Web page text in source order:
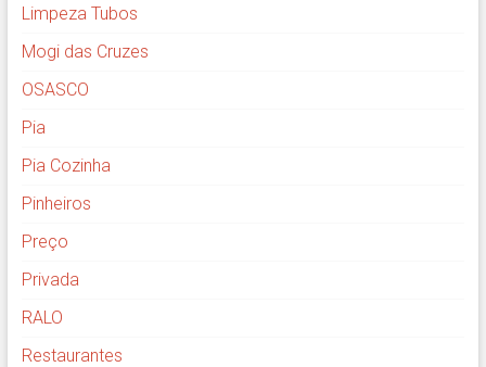
Limpeza Tubos
Mogi das Cruzes
OSASCO
Pia
Pia Cozinha
Pinheiros
Preço
Privada
RALO
Restaurantes